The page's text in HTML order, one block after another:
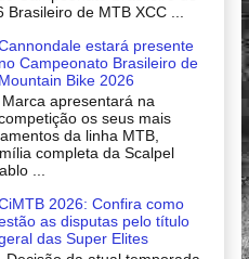
Brasileiro de MTB XCC ...
estará presente
no Campeonato Brasileiro de
Mountain Bike 2026
Marca apresentará na
os seus mais
da linha MTB,
completa da Scalpel
...
2026: Confira como
as disputas pelo título
das Super Elites